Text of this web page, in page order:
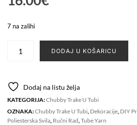
7 na zalihi
COGNAC
količina
DODAJ U KOŠARICU
Dodaj na listu želja
KATEGORIJA:Chubby Trake U Tubi
OZNAKA:Chubby Trake U Tubi, Dekoracije, DIY
Poliesterska Svila, Ručni Rad,Tube Yarn